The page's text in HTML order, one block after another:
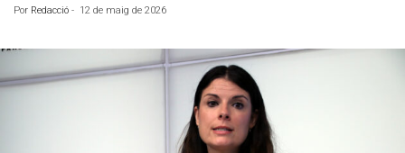
Por Redacció - 12 de maig de 2026